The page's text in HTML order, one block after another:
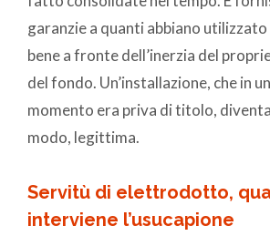
garanzie a quanti abbiano
bene a fronte dell’inerzia del
del fondo. Un’installazione, che in
momento era priva di titolo,
modo, legittima.
Servitù di elettrodotto,
interviene l’usucapione